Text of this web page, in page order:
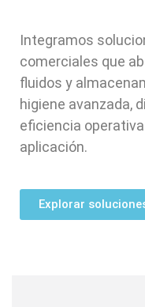
Integramos
comerciales que
fluidos y
higiene avanzada,
eficiencia
aplicación.
Explorar